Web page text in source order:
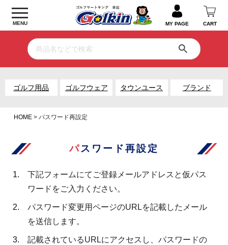
MENU MY PAGE CART
ゴルフ用品 ゴルフウェア タウンユース ブランド
HOME パスワード再設定
パスワード再設定
下記フォームにてご登録メールアドレスと仮パス
ワードをご入力ください。
パスワード変更用ページのURLを記載したメール
を送信します。
記載されているURLにアクセスし、パスワードの